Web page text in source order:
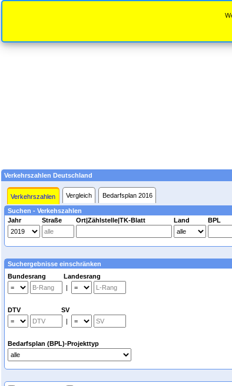
Verkehrszahlen Deutschland
Verkehrszahlen Vergleich Bedarfsplan 2016
Suchen - Verkehszahlen
Jahr
Straße Ort|Zählstelle|TK-Blatt Land BPL
Suchergebnisse einschränken
Bundesrang Landesrang
|
DTV SV
|
Bedarfsplan (BPL)-Projekttyp